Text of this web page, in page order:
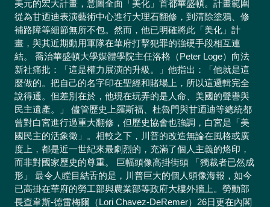
美元的宏大計畫，意圖全面「美化」首都華盛頓。計畫範圍
從為甘迺迪表演藝術中心進行大理石翻修，到清除塗鴉、修
補路障等細節無所不包。然而，他已明確將此「美化」計
畫，與其近期動用軍隊在華府打擊犯罪的強硬手段相互連
結。 喬治華盛頓大學媒體學院主任洛格（Peter Loge）向法
新社痛批：「這是權力展演的升級。」他指出：「他就是這
麼做的。把自己的名字印在聖經和賭場上，所以這邏輯完全
說得通。但差別在於，他現在玩弄的是人命、美國的聲譽與
民主遺產。」 儘管歷史上羅斯福、杜魯門與甘迺迪等總統都
曾對白宮進行過重大翻修，但歷史協會也強調，白宮是「美
國民主的活象徵」。相較之下，川普的改造無論在風格或廣
度上，都是近一世紀來最劇烈的，充滿了個人主義的烙印，
而非對國家歷史的尊重。 巨幅頭像高掛街頭 「獨裁者已然成
形」 最令人瞠目結舌的是，川普巨大的個人頭像海報，如今
已高掛在華府的勞工部與農業部等政府大樓外牆上。勞動部
長查韋斯-德雷梅爾（Lori Chavez-DeRemer）26日更在內閣